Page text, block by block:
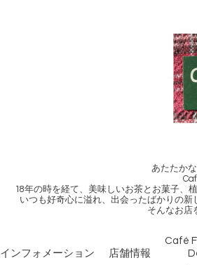
あたたか
18年の時を経て、美味しいお茶とお菓子、
いつも好奇心に溢れ、出会ったばかりの新
そんなお店
インフォメーション 店舗情報
Café